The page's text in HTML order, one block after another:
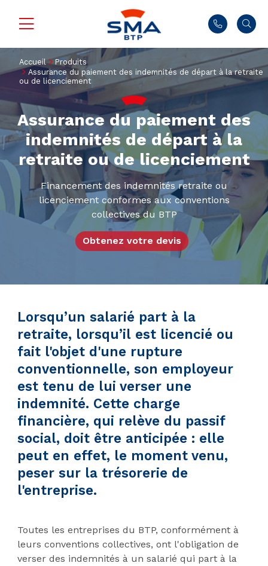
Accueil
Produits
Assurance du paiement des indemnités de départ à la retraite
ou de licenciement
Assurance du paiement des
indemnités de départ à la
retraite ou de licenciement
Financement des indemnités retraite ou
licenciement conformes aux conventions
collectives du BTP
Obtenez votre devis
Lorsqu’un salarié part à la
retraite, lorsqu’il est licencié ou
fait l'objet d'une rupture
conventionnelle, son employeur
est tenu de lui verser une
indemnité. Cette charge
financière, qui relève du passif
social, doit être anticipée : elle
peut en effet, le moment venu,
peser sur la trésorerie de
l'entreprise.
Toutes les entreprises du BTP, conformément à
leurs conventions collectives, ont l'obligation de
verser des indemnités à un salarié qui part à la